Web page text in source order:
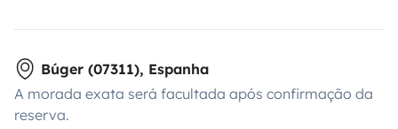
Búger (07311), Espanha
A morada exata será facultada após confirmação da
reserva.